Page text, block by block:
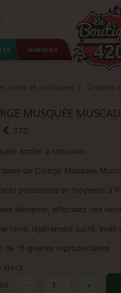
MARQUES
rares et exotiques Graines
MUSQUÉE
€ TTC
ancien à retrouver.
de Courge Musquée
produirons en moyenne 3
démarrer, effectuez vos
légèrement sucré,
de 15 graines reproductibles.
stock
+